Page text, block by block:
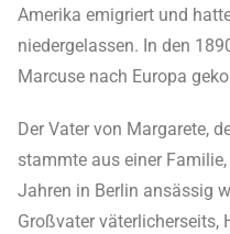
Amerika emigriert und
niedergelassen. In den
Marcuse nach Europa
Der Vater von Margarete,
stammte aus einer
Jahren in Berlin ansässig
Großvater väterlicherseits,